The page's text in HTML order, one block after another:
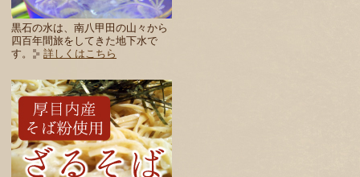
黒石の水は、南八甲田の山々から
四百年間旅をしてきた地下水で
す。
詳しくはこちら